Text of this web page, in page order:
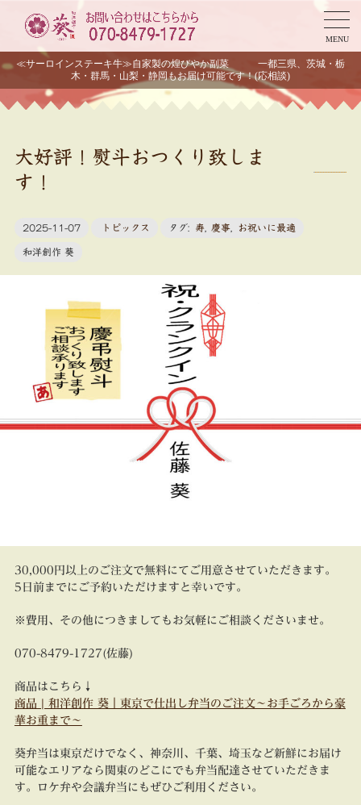
MENU
≪サーロインステーキ牛≫自家製の煌びやか副菜 一都三県、茨城・栃
木・群馬・山梨・静岡もお届け可能です！(応相談)
大好評！熨斗おつくり致しま
す！
2025-11-07 トピックス タグ: 寿, 慶事 お祝いに最適
和洋創作 葵
30,000円以上のご注文で無料にてご用意させていただきます。
5日前までにご予約いただけますと幸いです。
※費用、その他につきましてもお気軽にご相談くださいませ。
070-8479-1727(佐藤)
商品はこちら↓
商品 | 和洋創作 葵｜東京で仕出し弁当のご注文～お手ごろから豪
華お重まで～
葵弁当は東京だけでなく、神奈川、千葉、埼玉など新鮮にお届け
可能なエリアなら関東のどこにでも弁当配達させていただきま
す。ロケ弁や会議弁当にもぜひご利用ください。